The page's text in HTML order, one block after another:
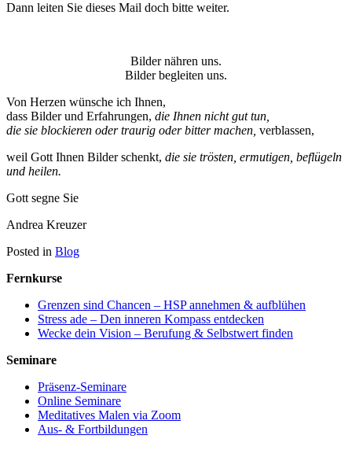
Dann leiten Sie dieses Mail doch bitte weiter.
Bilder nähren uns.
Bilder begleiten uns.
Von Herzen wünsche ich Ihnen,
dass Bilder und Erfahrungen, die Ihnen nicht gut tun,
die sie blockieren oder traurig oder bitter machen, verblassen,
weil Gott Ihnen Bilder schenkt, die sie trösten, ermutigen, beflügeln
und heilen.
Gott segne Sie
Andrea Kreuzer
Posted in Blog
Fernkurse
Grenzen sind Chancen – HSP annehmen & aufblühen
Stress ade – Den inneren Kompass entdecken
Wecke dein Vision – Berufung & Selbstwert finden
Seminare
Präsenz-Seminare
Online Seminare
Meditatives Malen via Zoom
Aus- & Fortbildungen